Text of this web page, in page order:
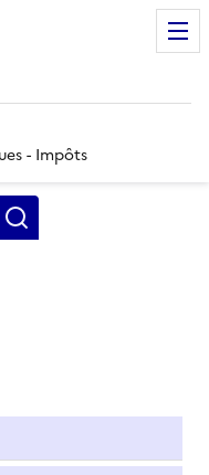
- Impôts
mots clés, partie du